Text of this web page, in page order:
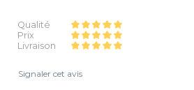
Qualité
Prix
Livraison
Signaler cet avis